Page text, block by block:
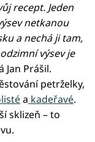
recept. Jeden
netkanou
a nechá ji tam,
výsev je
Jan Prášil.
petrželky,
a kadeřavé.
sklizeň – to